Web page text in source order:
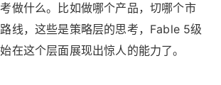
做什么。比如做哪个产品，切哪个市
线，这些是策略层的思考，Fable 5级
在这个层面展现出惊人的能力了。